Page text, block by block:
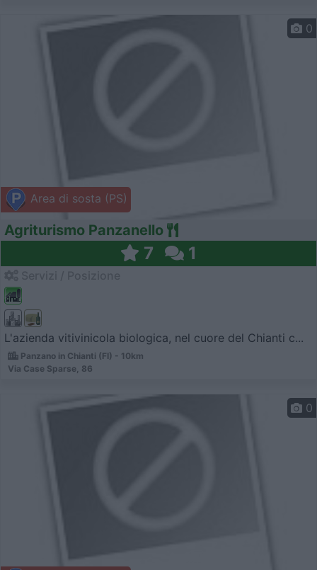
Area di sosta (PS)
0
Agriturismo Panzanello
7 1
L'azienda vitivinicola biologica, nel cuore del Chianti c...
Panzano in Chianti (FI) - 10km
Via Case Sparse, 86
0